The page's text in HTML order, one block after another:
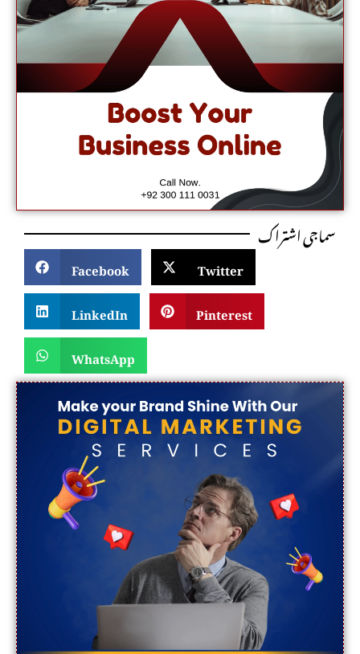
سماجی اشتراک
Facebook
Twitter
LinkedIn
Pinterest
WhatsApp